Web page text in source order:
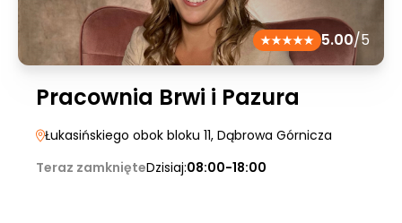
5.00/5
Pracownia Brwi i Pazura
Łukasińskiego obok bloku 11, Dąbrowa Górnicza
Teraz zamknięteDzisiaj:08:00-18:00